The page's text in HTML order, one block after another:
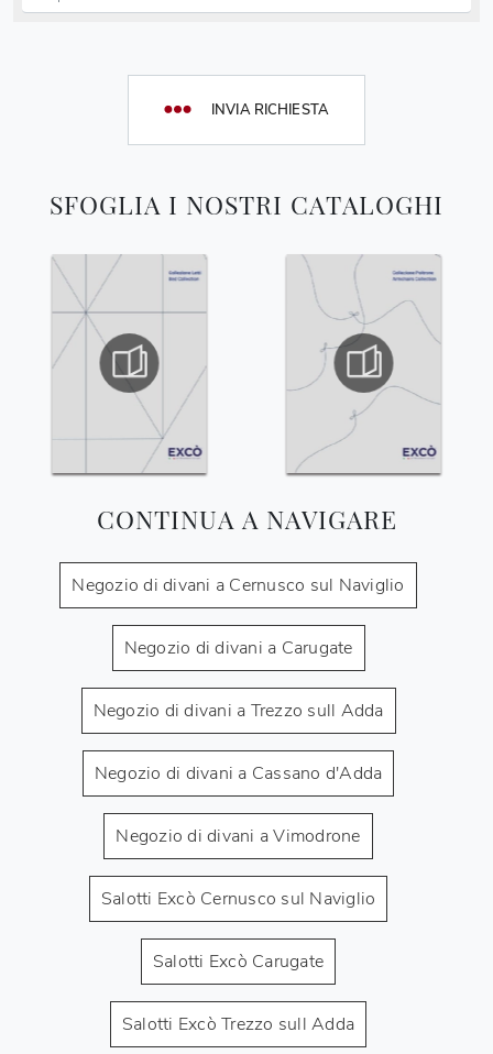
SFOGLIA I NOSTRI CATALOGHI
CONTINUA A NAVIGARE
Negozio di divani a Cernusco sul Naviglio
Negozio di divani a Carugate
Negozio di divani a Trezzo sull Adda
Negozio di divani a Cassano d'Adda
Negozio di divani a Vimodrone
Salotti Excò Cernusco sul Naviglio
Salotti Excò Carugate
Salotti Excò Trezzo sull Adda
INVIA RICHIESTA